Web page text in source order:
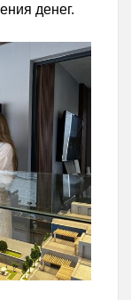
денег.